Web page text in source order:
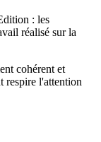
: les
réalisé sur la
cohérent et
respire l'attention